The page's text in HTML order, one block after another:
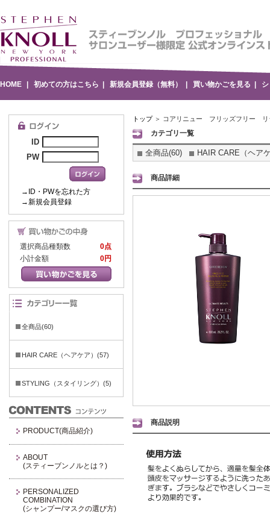
HOME 初めての方はこちら 新規会員登録（無料） 買い物かごを見る
ID
PW
→ID・PWを忘れた方
→新規会員登録
選択商品種類数
0点
小計金額
0円
全商品(60)
HAIR CARE（ヘアケア）(57)
STYLING（スタイリング）(5)
PRODUCT(商品紹介)
ABOUT
(スティーブンノルとは？)
PERSONALIZED
COMBINATION
(シャンプー/マスクの選び方)
トップ＞ コアリニュー フリッズフリー リ
カテゴリ一覧
全商品(60) HAIR CARE（ヘア
商品詳細
商品説明